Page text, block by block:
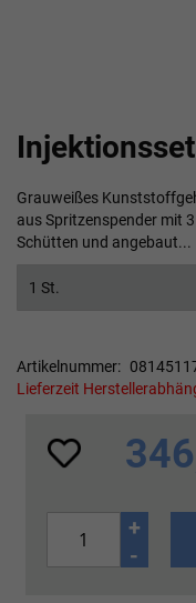
Grauweißes
aus Spritzenspender mit
Schütten und angebaut...
1 St.
Artikelnummer
Lieferzeit
+
-
Anfang
der
springen